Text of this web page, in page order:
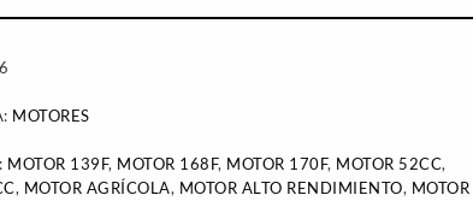
MOTORES
MOTOR 139F, MOTOR 168F, MOTOR 170F, MOTOR 52CC,
, MOTOR AGRÍCOLA, MOTOR ALTO RENDIMIENTO, MOTOR